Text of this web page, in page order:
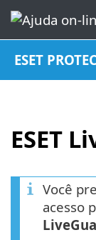
ESET
ESET
Você
acesso